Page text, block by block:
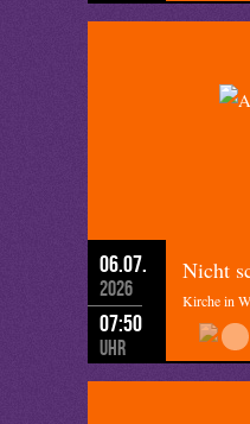
06.07.
2026
07:50
Uhr
Nicht
Kirche in